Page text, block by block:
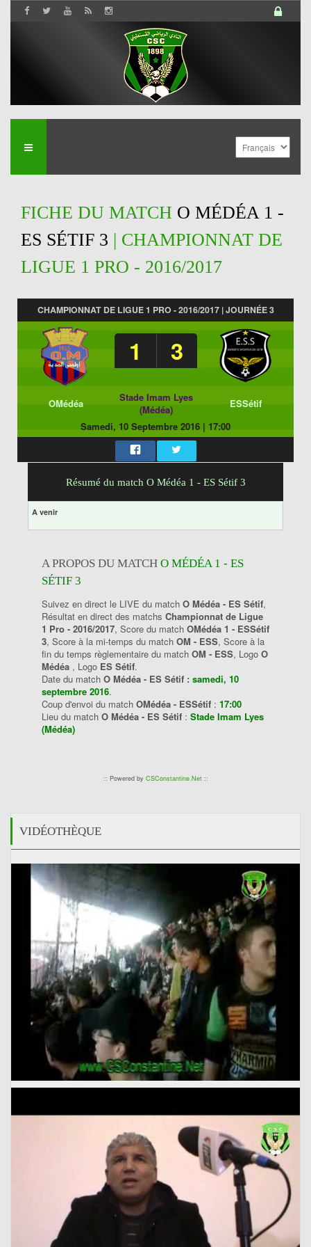
FICHE DU MATCH O MÉDÉA 1 -
ES SÉTIF 3 | CHAMPIONNAT DE
LIGUE 1 PRO - 2016/2017
CHAMPIONNAT DE LIGUE 1 PRO - 2016/2017 | JOURNÉE 3
1 3
OMédéa
Stade Imam Lyes
(Médéa)
ESSétif
Samedi, 10 Septembre 2016 | 17:00
Résumé du match O Médéa 1 - ES Sétif 3
A venir
A PROPOS DU MATCH O MÉDÉA 1 - ES
SÉTIF 3
Suivez en direct le LIVE du match O Médéa - ES Sétif,
Résultat en direct des matchs Championnat de Ligue
1 Pro - 2016/2017, Score du match OMédéa 1 - ESSétif
3, Score à la mi-temps du match OM - ESS, Score à la
fin du temps règlementaire du match OM - ESS, Logo O
Médéa , Logo ES Sétif.
Date du match O Médéa - ES Sétif : samedi, 10
septembre 2016.
Coup d'envoi du match OMédéa - ESSétif : 17:00
Lieu du match O Médéa - ES Sétif : Stade Imam Lyes
(Médéa)
:: Powered by CSConstantine.Net::
VIDÉOTHÈQUE